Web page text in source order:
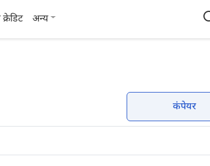
अन्य
कंपेयर